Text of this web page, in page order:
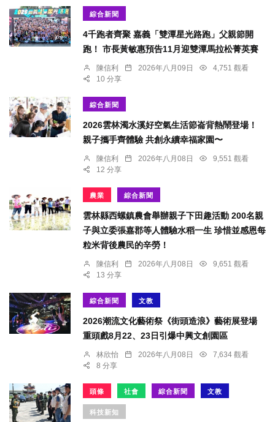
綜合新聞
4千跑者齊聚 嘉義「雙潭星光路跑」父親節開
跑！ 市長黃敏惠預告11月迎雙潭馬拉松菁英賽
陳信利 2026年八月09日
4,751 觀看
10 分享
綜合新聞
2026雲林濁水溪好空氣生活節崙背熱鬧登場！
親子攜手齊體驗 共創永續幸福家園〜
陳信利 2026年八月08日
9,551 觀看
12 分享
農業 綜合新聞
雲林縣西螺鎮農會舉辦親子下田趣活動 200名親
子與立委張嘉郡等人體驗水稻一生 珍惜並感恩每
粒米背後農民的辛勞！
陳信利 2026年八月08日
9,651 觀看
13 分享
綜合新聞 文教
2026潮流文化藝術祭《街頭造浪》藝術展登場
重頭戲8月22、23日引爆中興文創園區
林欣怡 2026年八月08日
7,634 觀看
8 分享
頭條 社會 綜合新聞 文教
科技新知